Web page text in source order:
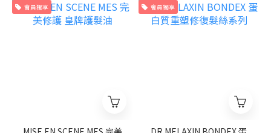
會員獨享 會員獨享